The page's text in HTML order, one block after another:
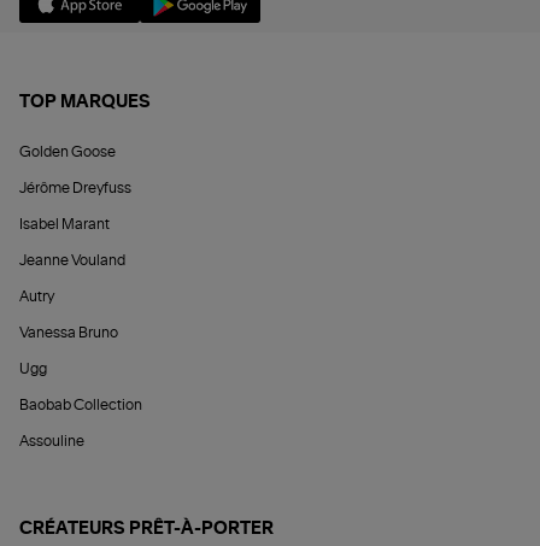
TOP MARQUES
Golden Goose
Jérôme Dreyfuss
Isabel Marant
Jeanne Vouland
Autry
Vanessa Bruno
Ugg
Baobab Collection
Assouline
CRÉATEURS PRÊT-À-PORTER